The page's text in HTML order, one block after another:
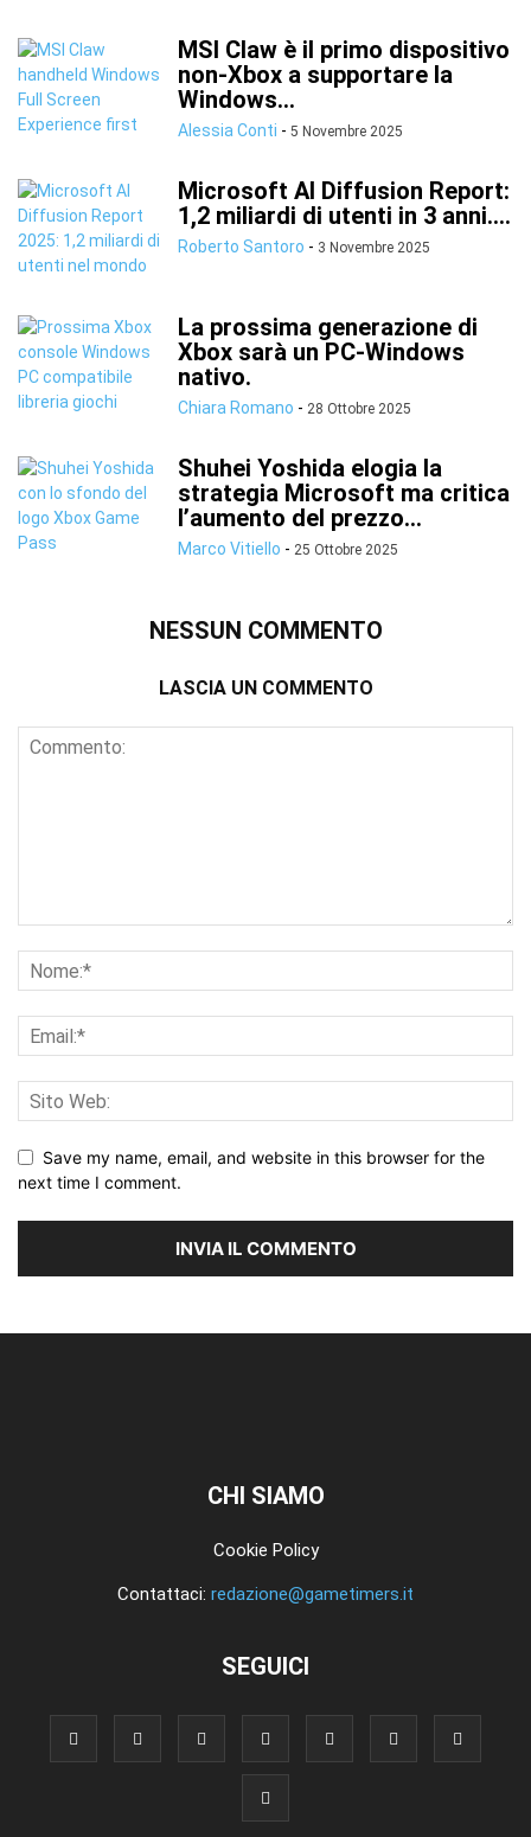
MSI Claw è il primo dispositivo
non-Xbox a supportare la
Windows...
Alessia Conti - 5 Novembre 2025
Microsoft AI Diffusion Report:
1,2 miliardi di utenti in 3 anni....
Roberto Santoro - 3 Novembre 2025
La prossima generazione di
Xbox sarà un PC-Windows
nativo.
Chiara Romano - 28 Ottobre 2025
Shuhei Yoshida elogia la
strategia Microsoft ma critica
l’aumento del prezzo...
Marco Vitiello - 25 Ottobre 2025
NESSUN COMMENTO
LASCIA UN COMMENTO
Save my name, email, and website in this browser for the
next time I comment.
CHI SIAMO
Cookie Policy
Contattaci: redazione@gametimers.it
SEGUICI